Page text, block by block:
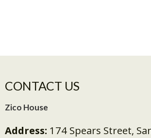
CONTACT US
Zico House
Address: 174 Spears Street,